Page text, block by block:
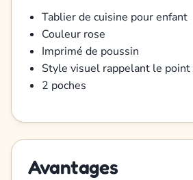
Tablier de cuisine pour enfant
Couleur rose
Imprimé de poussin
Style visuel rappelant le point
2 poches
Avantages